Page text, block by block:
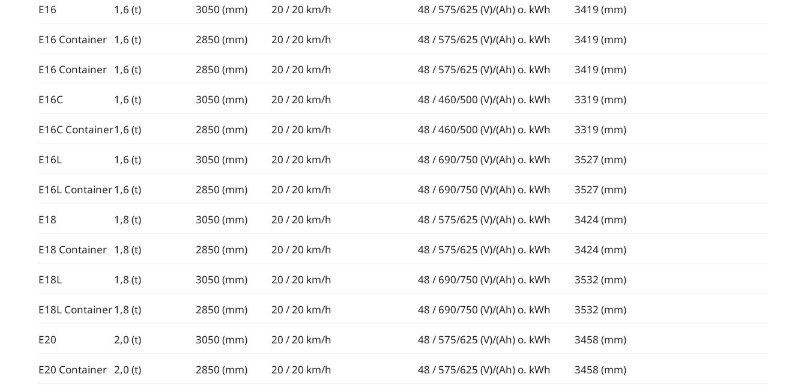
E16 1,6 (t) 3050 (mm) 20 / 20 km/h 48 / 575/625 (V)/(Ah) o. kWh 3419 (mm)
E16 Container 1,6 (t) 2850 (mm) 20 / 20 km/h 48 / 575/625 (V)/(Ah) o. kWh 3419 (mm)
E16 Container 1,6 (t) 2850 (mm) 20 / 20 km/h 48 / 575/625 (V)/(Ah) o. kWh 3419 (mm)
E16C 1,6 (t) 3050 (mm) 20 / 20 km/h 48 / 460/500 (V)/(Ah) o. kWh 3319 (mm)
E16C Container1,6 (t) 2850 (mm) 20 / 20 km/h 48 / 460/500 (V)/(Ah) o. kWh 3319 (mm)
E16L 1,6 (t) 3050 (mm) 20 / 20 km/h 48 / 690/750 (V)/(Ah) o. kWh 3527 (mm)
E16L Container1,6 (t) 2850 (mm) 20 / 20 km/h 48 / 690/750 (V)/(Ah) o. kWh 3527 (mm)
E18 1,8 (t) 3050 (mm) 20 / 20 km/h 48 / 575/625 (V)/(Ah) o. kWh 3424 (mm)
E18 Container 1,8 (t) 2850 (mm) 20 / 20 km/h 48 / 575/625 (V)/(Ah) o. kWh 3424 (mm)
E18L 1,8 (t) 3050 (mm) 20 / 20 km/h 48 / 690/750 (V)/(Ah) o. kWh 3532 (mm)
E18L Container1,8 (t) 2850 (mm) 20 / 20 km/h 48 / 690/750 (V)/(Ah) o. kWh 3532 (mm)
E20 2,0 (t) 3050 (mm) 20 / 20 km/h 48 / 575/625 (V)/(Ah) o. kWh 3458 (mm)
E20 Container 2,0 (t) 2850 (mm) 20 / 20 km/h 48 / 575/625 (V)/(Ah) o. kWh 3458 (mm)